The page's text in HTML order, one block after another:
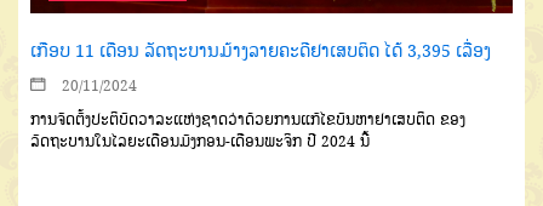
ເກືອບ 11 ເດືອນ ລັດຖະບານມ້າງລາຍຄະດີຢາເສບຕິດ ໄດ້ 3,395 ເລື່ອງ
20/11/2024
ການຈັດຕັ້ງປະຕິບັດວາລະແຫ່ງຊາດວ່າດ້ວຍການແກ້ໄຂບັນຫາຢາເສບຕິດ ຂອງ
ລັດຖະບານໃນໄລຍະເດືອນມັງກອນ-ເດືອນພະຈິກ ປີ 2024 ນີ້